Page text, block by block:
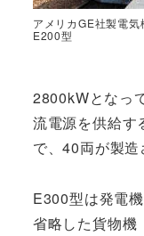
アメリカGE社製電気
E200型
2800kWとなっ
流電源を供給す
で、40両が製造
E300型は発電
省略した貨物機